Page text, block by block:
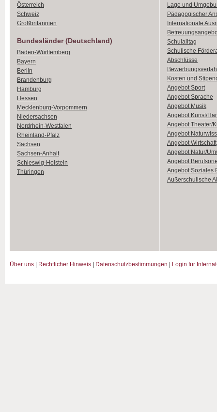
Österreich
Schweiz
Großbritannien
Bundesländer (Deutschland)
Baden-Württemberg
Bayern
Berlin
Brandenburg
Hamburg
Hessen
Mecklenburg-Vorpommern
Niedersachsen
Nordrhein-Westfalen
Rheinland-Pfalz
Sachsen
Sachsen-Anhalt
Schleswig-Holstein
Thüringen
Lage und
Pädagogischer
Internationale
Schulalltag
Schulische
Abschlüsse
Kosten und
Angebot Sport
Angebot Sprache
Angebot Musik
Angebot Kunst/
Angebot Theater/
Angebot
Angebot Wirtschaft
Angebot Natur/
Angebot
Angebot Soziales
Außerschulische
Über uns Rechtlicher Hinweis Datenschutzbestimmungen Login für